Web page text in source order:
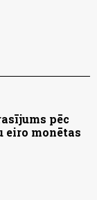
pēc
eiro monētas